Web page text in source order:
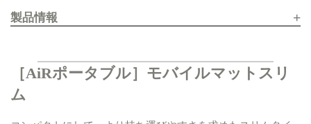
製品情報 +
［AiRポータブル］モバイルマットスリ
ム